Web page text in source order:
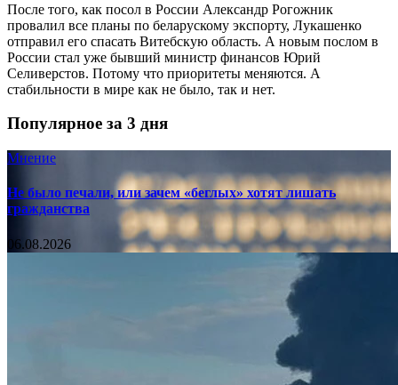
После того, как посол в России Александр Рогожник
провалил все планы по беларускому экспорту, Лукашенко
отправил его спасать Витебскую область. А новым послом в
России стал уже бывший министр финансов Юрий
Селиверстов. Потому что приоритеты меняются. А
стабильности в мире как не было, так и нет.
Популярное за 3 дня
Мнение
Не было печали, или зачем «беглых» хотят лишать
гражданства
06.08.2026